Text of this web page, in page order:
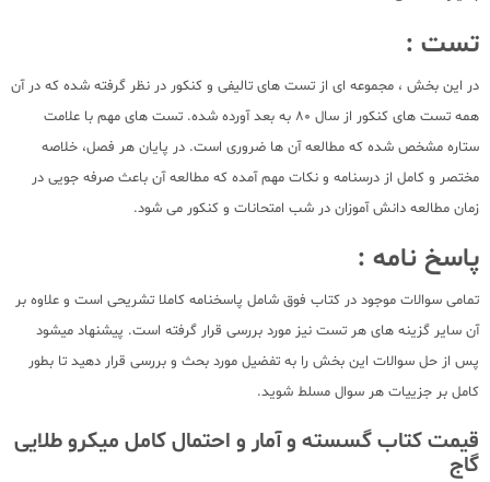
تست :
در این بخش ، مجموعه ای از تست های تالیفی و کنکور در نظر گرفته شده که در آن
همه تست های کنکور از سال 80 به بعد آورده شده. تست های مهم با علامت
ستاره مشخص شده که مطالعه آن ها ضروری است. در پایان هر فصل، خلاصه
مختصر و کامل از درسنامه و نکات مهم آمده که مطالعه آن باعث صرفه جویی در
زمان مطالعه دانش آموزان در شب امتحانات و کنکور می شود.
پاسخ نامه :
تمامی سوالات موجود در کتاب فوق شامل پاسخنامه کاملا تشریحی است و علاوه بر
آن سایر گزینه های هر تست نیز مورد بررسی قرار گرفته است. پیشنهاد میشود
پس از حل سوالات این بخش را به تفضیل مورد بحث و بررسی قرار دهید تا بطور
کامل بر جزییات هر سوال مسلط شوید.
قیمت کتاب گسسته و آمار و احتمال کامل میکرو طلایی
گاج